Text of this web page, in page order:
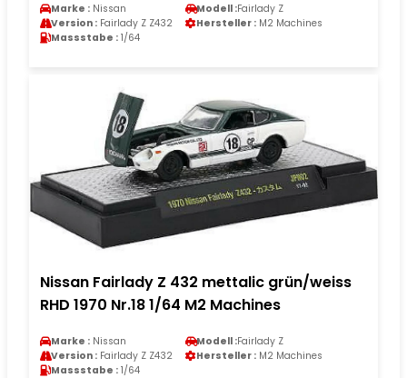
Marke : Nissan Modell :Fairlady Z
Version : Fairlady Z Z432 Hersteller : M2 Machines
Massstabe : 1/64
Nissan Fairlady Z 432 mettalic grün/weiss
RHD 1970 Nr.18 1/64 M2 Machines
Marke : Nissan Modell :Fairlady Z
Version : Fairlady Z Z432 Hersteller : M2 Machines
Massstabe : 1/64